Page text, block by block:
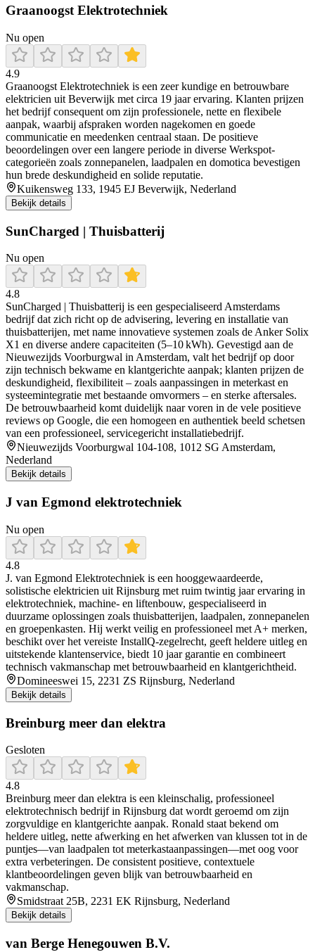
Graanoogst Elektrotechniek
Nu open
4.9
Graanoogst Elektrotechniek is een zeer kundige en betrouwbare
elektricien uit Beverwijk met circa 19 jaar ervaring. Klanten prijzen
het bedrijf consequent om zijn professionele, nette en flexibele
aanpak, waarbij afspraken worden nagekomen en goede
communicatie en meedenken centraal staan. De positieve
beoordelingen over een langere periode in diverse Werkspot-
categorieën zoals zonnepanelen, laadpalen en domotica bevestigen
hun brede deskundigheid en solide reputatie.
Kuikensweg 133, 1945 EJ Beverwijk, Nederland
Bekijk details
SunCharged | Thuisbatterij
Nu open
4.8
SunCharged | Thuisbatterij is een gespecialiseerd Amsterdams
bedrijf dat zich richt op de advisering, levering en installatie van
thuisbatterijen, met name innovatieve systemen zoals de Anker Solix
X1 en diverse andere capaciteiten (5–10 kWh). Gevestigd aan de
Nieuwezijds Voorburgwal in Amsterdam, valt het bedrijf op door
zijn technisch bekwame en klantgerichte aanpak; klanten prijzen de
deskundigheid, flexibiliteit – zoals aanpassingen in meterkast en
systeemintegratie met bestaande omvormers – en sterke aftersales.
De betrouwbaarheid komt duidelijk naar voren in de vele positieve
reviews op Google, die een homogeen en authentiek beeld schetsen
van een professioneel, servicegericht installatiebedrijf.
Nieuwezijds Voorburgwal 104-108, 1012 SG Amsterdam,
Nederland
Bekijk details
J van Egmond elektrotechniek
Nu open
4.8
J. van Egmond Elektrotechniek is een hooggewaardeerde,
solistische elektricien uit Rijnsburg met ruim twintig jaar ervaring in
elektrotechniek, machine‑ en liftenbouw, gespecialiseerd in
duurzame oplossingen zoals thuisbatterijen, laadpalen, zonnepanelen
en groepenkasten. Hij werkt veilig en professioneel met A+ merken,
beschikt over het vereiste InstallQ‑zegelrecht, geeft heldere uitleg en
uitstekende klantenservice, biedt 10 jaar garantie en combineert
technisch vakmanschap met betrouwbaarheid en klantgerichtheid.
Domineeswei 15, 2231 ZS Rijnsburg, Nederland
Bekijk details
Breinburg meer dan elektra
Gesloten
4.8
Breinburg meer dan elektra is een kleinschalig, professioneel
elektrotechnisch bedrijf in Rijnsburg dat wordt geroemd om zijn
zorgvuldige en klantgerichte aanpak. Ronald staat bekend om
heldere uitleg, nette afwerking en het afwerken van klussen tot in de
puntjes—van laadpalen tot meterkastaanpassingen—met oog voor
extra verbeteringen. De consistent positieve, contextuele
klantbeoordelingen geven blijk van betrouwbaarheid en
vakmanschap.
Smidstraat 25B, 2231 EK Rijnsburg, Nederland
Bekijk details
van Berge Henegouwen B.V.